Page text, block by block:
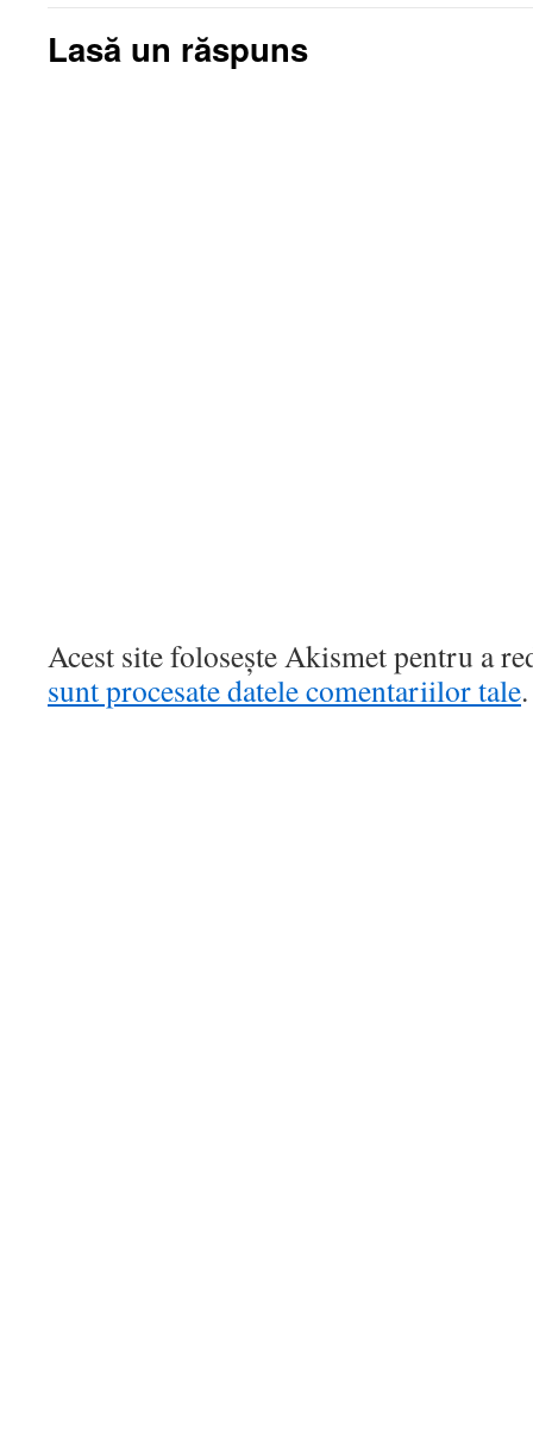
Lasă un răspuns
Acest site folosește Akismet pentru a
sunt procesate datele comentariilor tale.